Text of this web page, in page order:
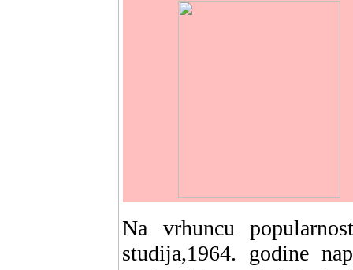
Na vrhuncu
studija,1964. godine